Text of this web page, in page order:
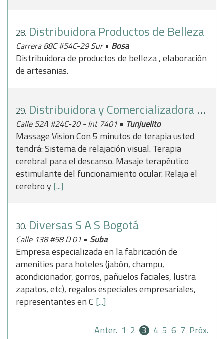
28. Distribuidora Productos de Belleza
Carrera 88C #54C-29 Sur• Bosa
Distribuidora de productos de belleza , elaboración
de artesanias.
29. Distribuidora y Comercializadora Verde Verde
Calle 52A #24C-20 - Int 7401 • Tunjuelito
Massage Vision Con 5 minutos de terapia usted
tendrá: Sistema de relajación visual. Terapia
cerebral para el descanso. Masaje terapéutico
estimulante del funcionamiento ocular. Relaja el
cerebro y [...]
30. Diversas S A S Bogotá
Calle 138 #58 D 01 • Suba
Empresa especializada en la fabricación de
amenities para hoteles (jabón, champu,
acondicionador, gorros, pañuelos faciales, lustra
zapatos, etc), regalos especiales empresariales,
representantes en C [...]
Anter. 1 2 3 4 5 6 7 Próx.